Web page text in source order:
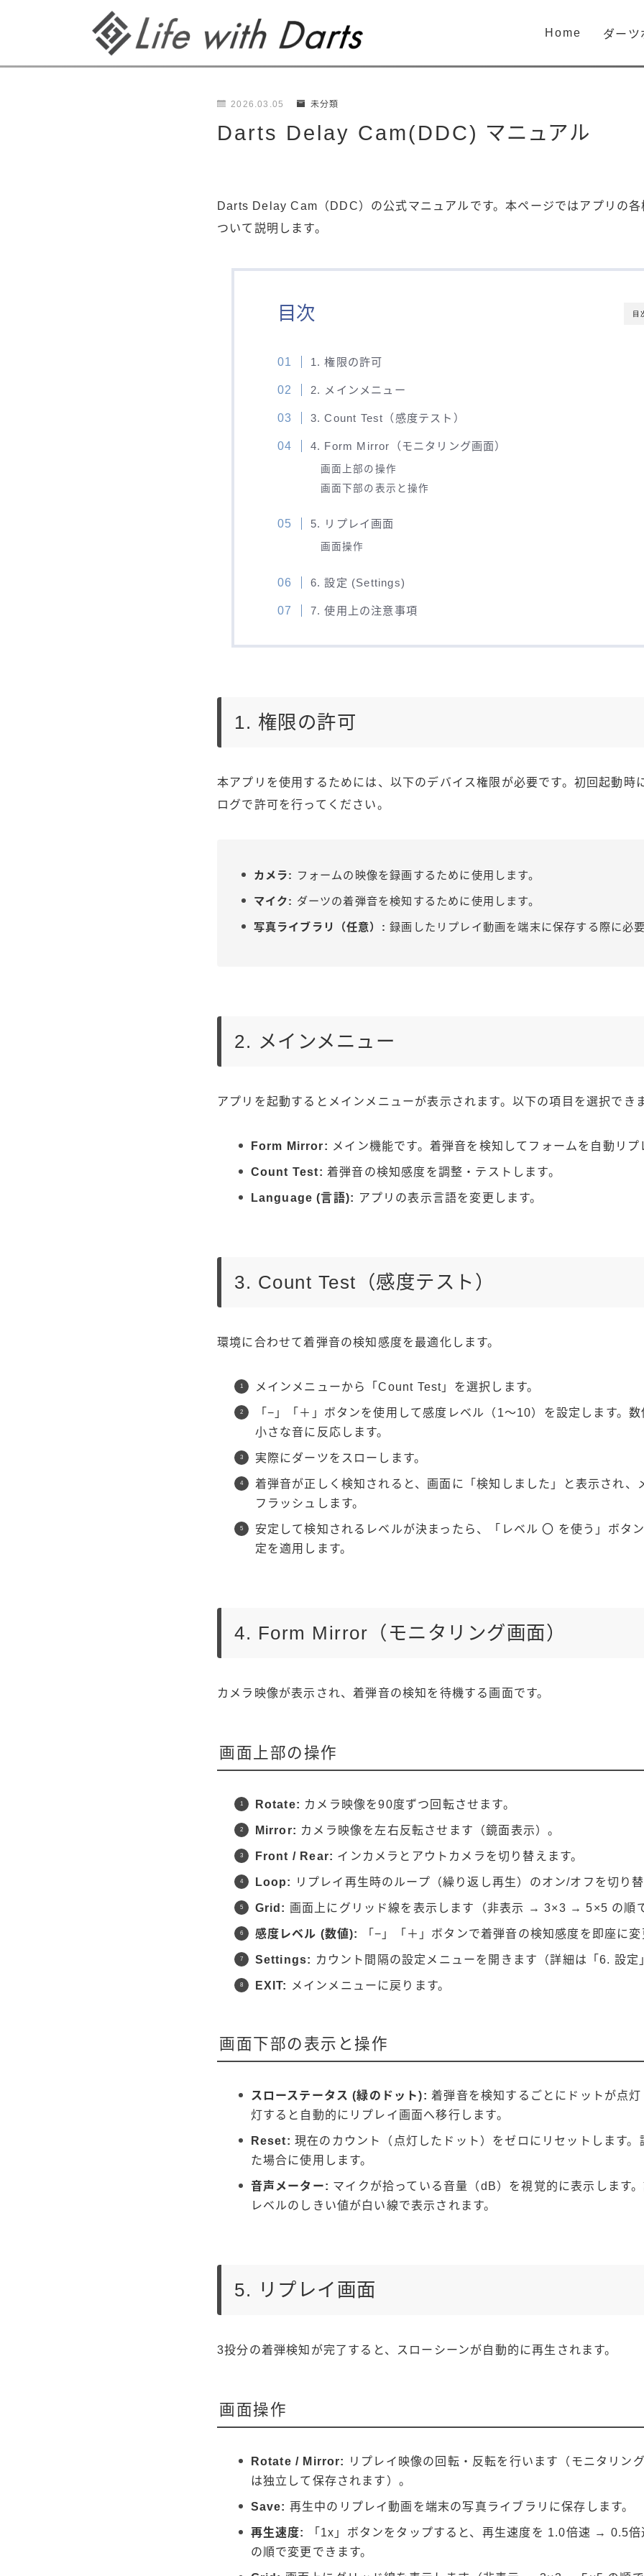
Home ダーツ
2026.03.05 未分類
Darts Delay Cam(DDC) マニュアル
Darts Delay Cam（DDC）の公式マニュアルです。本ページではアプリの各
ついて説明します。
目
目次
1. 権限の許可
2. メインメニュー
3. Count Test（感度テスト）
4. Form Mirror（モニタリング画面）
画面上部の操作
画面下部の表示と操作
5. リプレイ画面
画面操作
6. 設定 (Settings)
7. 使用上の注意事項
1. 権限の許可
本アプリを使用するためには、以下のデバイス権限が必要です。初回起動時
ログで許可を行ってください。
カメラ: フォームの映像を録画するために使用します。
マイク: ダーツの着弾音を検知するために使用します。
写真ライブラリ（任意）: 録画したリプレイ動画を端末に保存する際に必要
2. メインメニュー
アプリを起動するとメインメニューが表示されます。以下の項目を選択できま
Form Mirror: メイン機能です。着弾音を検知してフォームを自動リプ
Count Test: 着弾音の検知感度を調整・テストします。
Language (言語): アプリの表示言語を変更します。
3. Count Test（感度テスト）
環境に合わせて着弾音の検知感度を最適化します。
メインメニューから「Count Test」を選択します。
「−」「＋」ボタンを使用して感度レベル（1〜10）を設定します。
小さな音に反応します。
実際にダーツをスローします。
着弾音が正しく検知されると、画面に「検知しました」と表示され、
フラッシュします。
安定して検知されるレベルが決まったら、「レベル 〇 を使う」ボタ
定を適用します。
4. Form Mirror（モニタリング画面）
カメラ映像が表示され、着弾音の検知を待機する画面です。
画面上部の操作
Rotate: カメラ映像を90度ずつ回転させます。
Mirror: カメラ映像を左右反転させます（鏡面表示）。
Front / Rear: インカメラとアウトカメラを切り替えます。
Loop: リプレイ再生時のループ（繰り返し再生）のオン/オフを切り替
Grid: 画面上にグリッド線を表示します（非表示 → 3×3 → 5×5 の順
感度レベル (数値): 「−」「＋」ボタンで着弾音の検知感度を即座に変
Settings: カウント間隔の設定メニューを開きます（詳細は「6. 設定
EXIT: メインメニューに戻ります。
画面下部の表示と操作
スローステータス (緑のドット): 着弾音を検知するごとにドットが点灯
灯すると自動的にリプレイ画面へ移行します。
Reset: 現在のカウント（点灯したドット）をゼロにリセットします。
た場合に使用します。
音声メーター: マイクが拾っている音量（dB）を視覚的に表示します
レベルのしきい値が白い線で表示されます。
5. リプレイ画面
3投分の着弾検知が完了すると、スローシーンが自動的に再生されます。
画面操作
Rotate / Mirror:
リプレイ映像の回転・反転を行います（モニタリン
は独立して保存されます）。
Save: 再生中のリプレイ動画を端末の写真ライブラリに保存します。
再生速度:
「1x」ボタンをタップすると、再生速度を 1.0倍速 → 0.5
の順で変更できます。